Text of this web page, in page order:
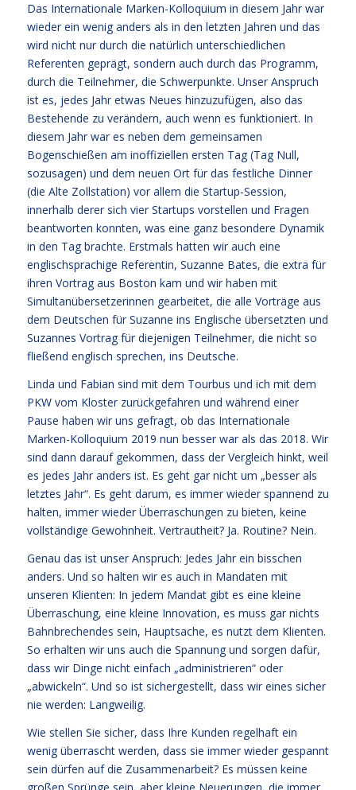
Das Internationale Marken-Kolloquium in diesem Jahr war
wieder ein wenig anders als in den letzten Jahren und das
wird nicht nur durch die natürlich unterschiedlichen
Referenten geprägt, sondern auch durch das Programm,
durch die Teilnehmer, die Schwerpunkte. Unser Anspruch
ist es, jedes Jahr etwas Neues hinzuzufügen, also das
Bestehende zu verändern, auch wenn es funktioniert. In
diesem Jahr war es neben dem gemeinsamen
Bogenschießen am inoffiziellen ersten Tag (Tag Null,
sozusagen) und dem neuen Ort für das festliche Dinner
(die Alte Zollstation) vor allem die Startup-Session,
innerhalb derer sich vier Startups vorstellen und Fragen
beantworten konnten, was eine ganz besondere Dynamik
in den Tag brachte. Erstmals hatten wir auch eine
englischsprachige Referentin, Suzanne Bates, die extra für
ihren Vortrag aus Boston kam und wir haben mit
Simultanübersetzerinnen gearbeitet, die alle Vorträge aus
dem Deutschen für Suzanne ins Englische übersetzten und
Suzannes Vortrag für diejenigen Teilnehmer, die nicht so
fließend englisch sprechen, ins Deutsche.
Linda und Fabian sind mit dem Tourbus und ich mit dem
PKW vom Kloster zurückgefahren und während einer
Pause haben wir uns gefragt, ob das Internationale
Marken-Kolloquium 2019 nun besser war als das 2018. Wir
sind dann darauf gekommen, dass der Vergleich hinkt, weil
es jedes Jahr anders ist. Es geht gar nicht um „besser als
letztes Jahr“. Es geht darum, es immer wieder spannend zu
halten, immer wieder Überraschungen zu bieten, keine
vollständige Gewohnheit. Vertrautheit? Ja. Routine? Nein.
Genau das ist unser Anspruch: Jedes Jahr ein bisschen
anders. Und so halten wir es auch in Mandaten mit
unseren Klienten: In jedem Mandat gibt es eine kleine
Überraschung, eine kleine Innovation, es muss gar nichts
Bahnbrechendes sein, Hauptsache, es nutzt dem Klienten.
So erhalten wir uns auch die Spannung und sorgen dafür,
dass wir Dinge nicht einfach „administrieren“ oder
„abwickeln“. Und so ist sichergestellt, dass wir eines sicher
nie werden: Langweilig.
Wie stellen Sie sicher, dass Ihre Kunden regelhaft ein
wenig überrascht werden, dass sie immer wieder gespannt
sein dürfen auf die Zusammenarbeit? Es müssen keine